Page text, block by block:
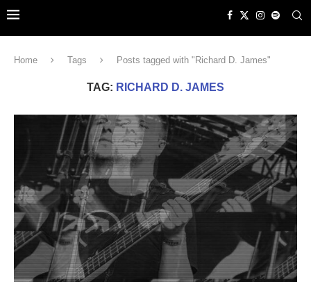
Home Tags Posts tagged with "Richard D. James"
TAG: RICHARD D. JAMES